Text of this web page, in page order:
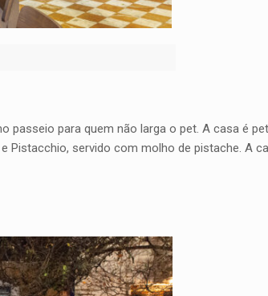
passeio para quem não larga o pet. A casa é
servido com molho de pistache. A